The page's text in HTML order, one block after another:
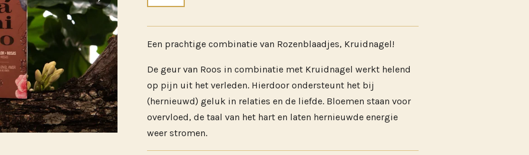
Een prachtige combinatie van Rozenblaadjes, Kruidnagel!
De geur van Roos in combinatie met Kruidnagel werkt helend
op pijn uit het verleden. Hierdoor ondersteunt het bij
(hernieuwd) geluk in relaties en de liefde. Bloemen staan voor
overvloed, de taal van het hart en laten hernieuwde energie
weer stromen.